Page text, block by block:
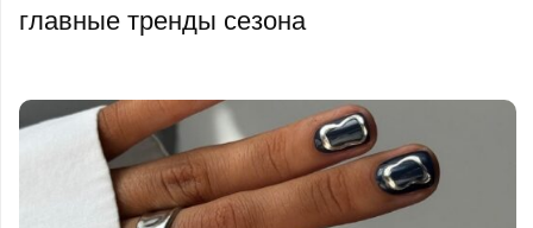
главные тренды сезона